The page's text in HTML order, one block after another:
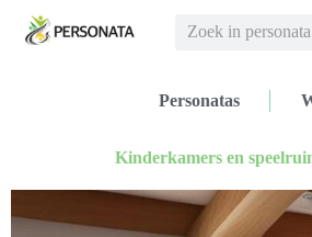
Personatas
Kinderkamers en